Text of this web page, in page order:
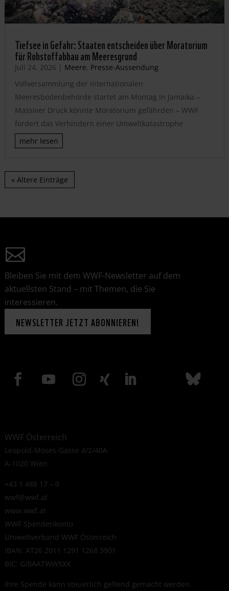
Tiefsee in Gefahr: Staaten entscheiden über Moratorium
für Rohstoffabbau am Meeresgrund
Juli 24, 2026 | Meere, Presse-Aussendung
Vollversammlung der internationalen
Meeresbodenbehörde startet am Montag in Jamaika –
Massiver Druck könnte Moratorium gefährden – WWF
fordert das Verhindern einer Umweltkatastrophe
mehr lesen
« Ältere Einträge
Bleiben Sie mit dem WWF-Newsletter auf dem
aktuellsten Stand – mit Themen, die Sie
interessieren.
NEWSLETTER JETZT ABONNIEREN!
WWF Österreich
Leopold-Moses-Gasse 4/2/40A
A-1020 Wien
+43 1 488 17 – 0
wwf@wwf.at
www.wwf.at
WWF Spendenkonto
Umweltverband WWF Österreich
IBAN: AT26 2011 1291 1268 3901
BIC: GIBAATWWXXX
Ihre Spende kann steuerlich geltend gemacht werden.